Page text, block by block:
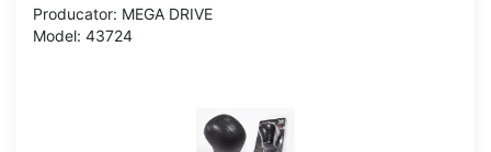
Producator: MEGA DRIVE
Model: 43724